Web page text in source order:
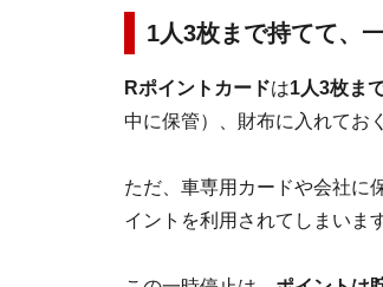
1人3枚まで持てて、
Rポイントカードは1人3枚ま
中に保管）、財布に入れてお
ただ、車専用カードや会社に
イントを利用されてしまいま